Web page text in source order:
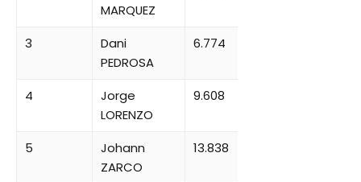
MARQUEZ
3
Dani
PEDROSA
6.774
4
Jorge
LORENZO
9.608
5
Johann
ZARCO
13.838